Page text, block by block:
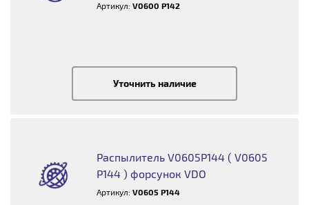
Артикул:V0600 P142
Уточнить наличие
Распылитель V0605P144 ( V0605
P144 ) форсунок VDO
Артикул:V0605 P144